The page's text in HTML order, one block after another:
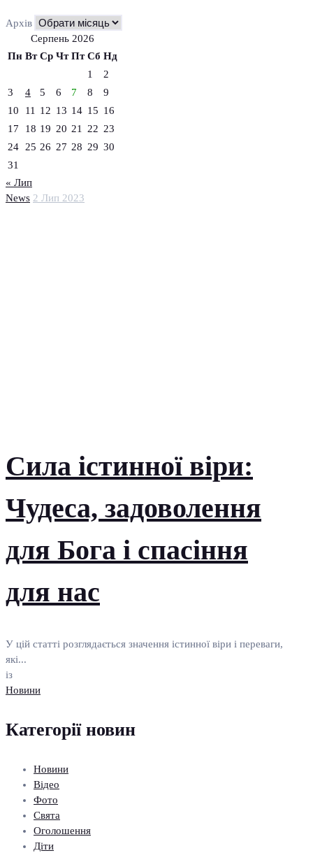
News 2 Лип 2023
Сила істинної віри:
Чудеса, задоволення
для Бога і спасіння
для нас
У цій статті розглядається значення істинної віри і переваги,
які...
із
Новини
Архів
Серпень 2026
Пн Вт Ср Чт Пт Сб Нд
1
2
3
4 5 6 7 8
9
10
11 12 13 14 15 16
17
18 19 20 21 22 23
24
25 26 27 28 29 30
31
« Лип
Категорії новин
Новини
Відео
Фото
Свята
Оголошення
Діти